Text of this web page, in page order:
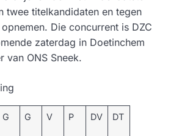
twee titelkandidaten en tegen
Die concurrent is DZC
zaterdag in Doetinchem
van ONS Sneek.
G G V P DV DT